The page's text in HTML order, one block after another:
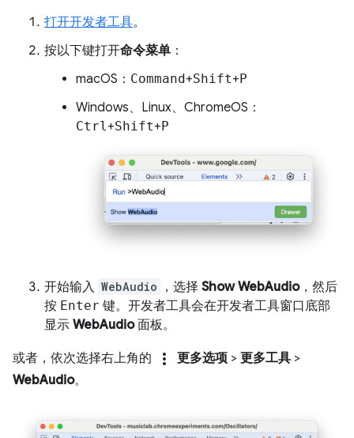
打开开发者工具。
按以下键打开命令菜单 ：
macOS： Command+Shift+P
Windows、Linux、ChromeOS：
Ctrl+Shift+P
开始输入 WebAudio ，选择 Show WebAudio，然后
按 Enter 键。开发者工具会在开发者工具窗口底部
显示 WebAudio面板。
或者，依次选择右上角的 more_vert 更多选项 > 更多工具 >
WebAudio。